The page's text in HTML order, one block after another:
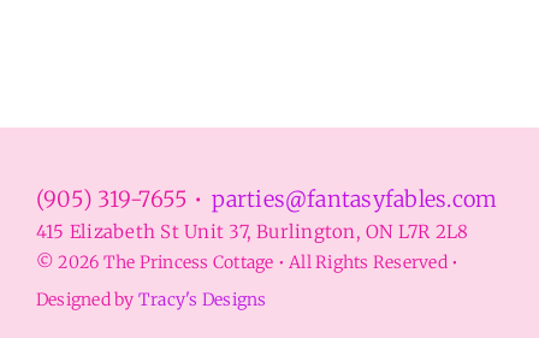
(905) 319-7655 •parties@fantasyfables.com
415 Elizabeth St Unit 37, Burlington, ON L7R 2L8
© 2026 The Princess Cottage • All Rights Reserved •
Designed by Tracy's Designs